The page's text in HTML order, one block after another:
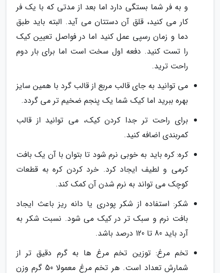
و به فر شما بستگی دارد اما بعد از مدتی که با یک فر
کار می کنید، قلق آن دستتان می آید. البته باید طبق
دما و زمان رسپی عمل کنید اما در فواصل تعیین کیک
را تست کنید. دفعه اول سخت است اما برای بار دوم
راحت ترید.
می توانید به جای قالب مربع از قالب گرد با همین سایز
بهره ببرید اما کیک شما یک پنجم ضخیم تر می گردد.
برای راحت تر جدا کردن کیک، می توانید از قالب
کمربندی اضافه کنید.
کره: کره باید به خوبی نرم شود تا بتوان با آن یک بافت
کرمی و لطیف ایجاد کرد. خرد کردن کره به قطعات
کوچک می تواند به نرم شدن آن کمک کند.
شکر: استفاده از شکر پودری یا دانه ریز باعث ایجاد
بافت نرم و سبک تر در کیک می شود. نسبت شکر به
آرد باید 80 تا 120 درصد باشد.
تخم مرغ: توزین تخم مرغ ها به گرم دقیق تر از
شمارش تعداد است. هر تخم مرغ معمولا 50 گرم وزن